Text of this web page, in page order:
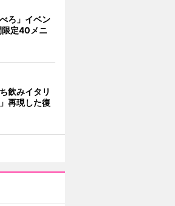
ろ」イベン
定40メニ
飲みイタリ
再現した復